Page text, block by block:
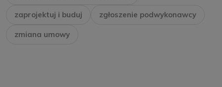
zaprojektuj i buduj zgłoszenie podwykonawcy
zmiana umowy